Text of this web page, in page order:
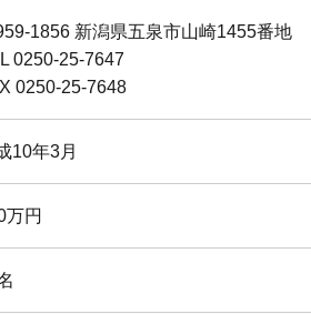
1856 新潟県五泉市山崎1455番地
0250-25-7647
0250-25-7648
10年3月
万円